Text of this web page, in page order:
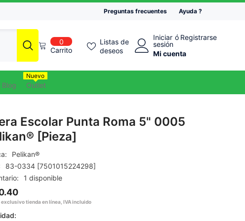
Preguntas frecuentes Ayuda ?
00
artículos
Carrito
Listas de
deseos
Iniciar
sesión
ó Registrarse
Mi cuenta
Blog Outlet
Nuevo
Escolar Punta Roma 5" 0005
[Pieza]
Pelikan®
83-0334 [7501015224298]
1 disponible
exclusivo tienda en línea, IVA incluido